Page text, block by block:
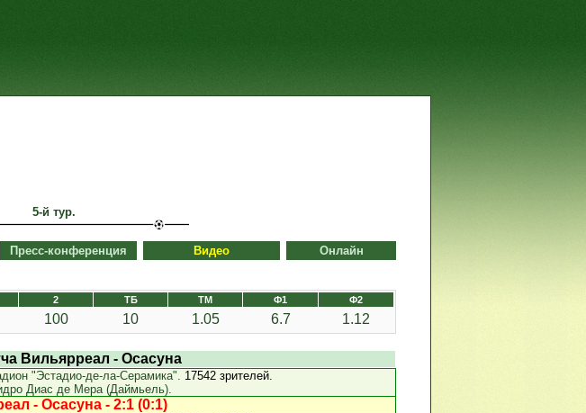
5-й тур.
Пресс-конференция Видео Онлайн
2 ТБ ТМ Ф1 Ф2
100 10 1.05 6.7 1.12
Вильярреал - Осасуна
"Эстадио-де-ла-Серамика". 17542 зрителей.
Диас де Мера (Даймьель).
- Осасуна - 2:1 (0:1)